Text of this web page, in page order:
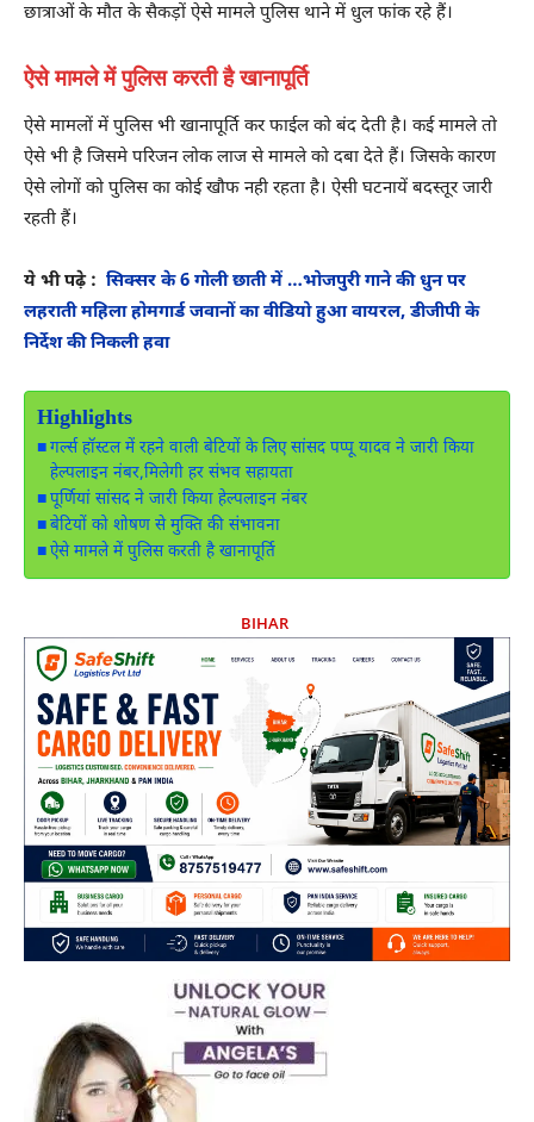
छात्राओं के मौत के सैकड़ों ऐसे मामले पुलिस थाने में धुल फांक रहे हैं।
ऐसे मामले में पुलिस करती है खानापूर्ति
ऐसे मामलों में पुलिस भी खानापूर्ति कर फाईल को बंद देती है। कई मामले तो
ऐसे भी है जिसमे परिजन लोक लाज से मामले को दबा देते हैं। जिसके कारण
ऐसे लोगों को पुलिस का कोई खौफ नही रहता है। ऐसी घटनायें बदस्तूर जारी
रहती हैं।
ये भी पढे़ : सिक्सर के 6 गोली छाती में …भोजपुरी गाने की धुन पर
लहराती महिला होमगार्ड जवानों का वीडियो हुआ वायरल, डीजीपी के
निर्देश की निकली हवा
Highlights
गर्ल्स हॉस्टल में रहने वाली बेटियों के लिए सांसद पप्पू यादव ने जारी किया
हेल्पलाइन नंबर,मिलेगी हर संभव सहायता
पूर्णियां सांसद ने जारी किया हेल्पलाइन नंबर
बेटियों को शोषण से मुक्ति की संभावना
ऐसे मामले में पुलिस करती है खानापूर्ति
BIHAR